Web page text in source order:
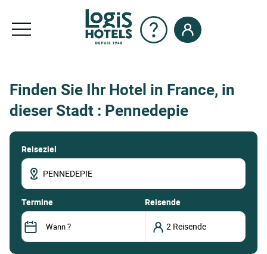
Finden Sie Ihr Hotel in France, in
dieser Stadt : Pennedepie
Reiseziel
termine Reisende